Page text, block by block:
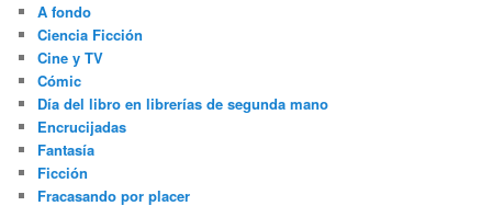
A fondo
Ciencia Ficción
Cine y TV
Cómic
Día del libro en librerías de segunda mano
Encrucijadas
Fantasía
Ficción
Fracasando por placer